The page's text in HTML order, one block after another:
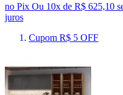
no Pix Ou 10x de R$ 625,10
juros
Cupom R$ 5 OFF